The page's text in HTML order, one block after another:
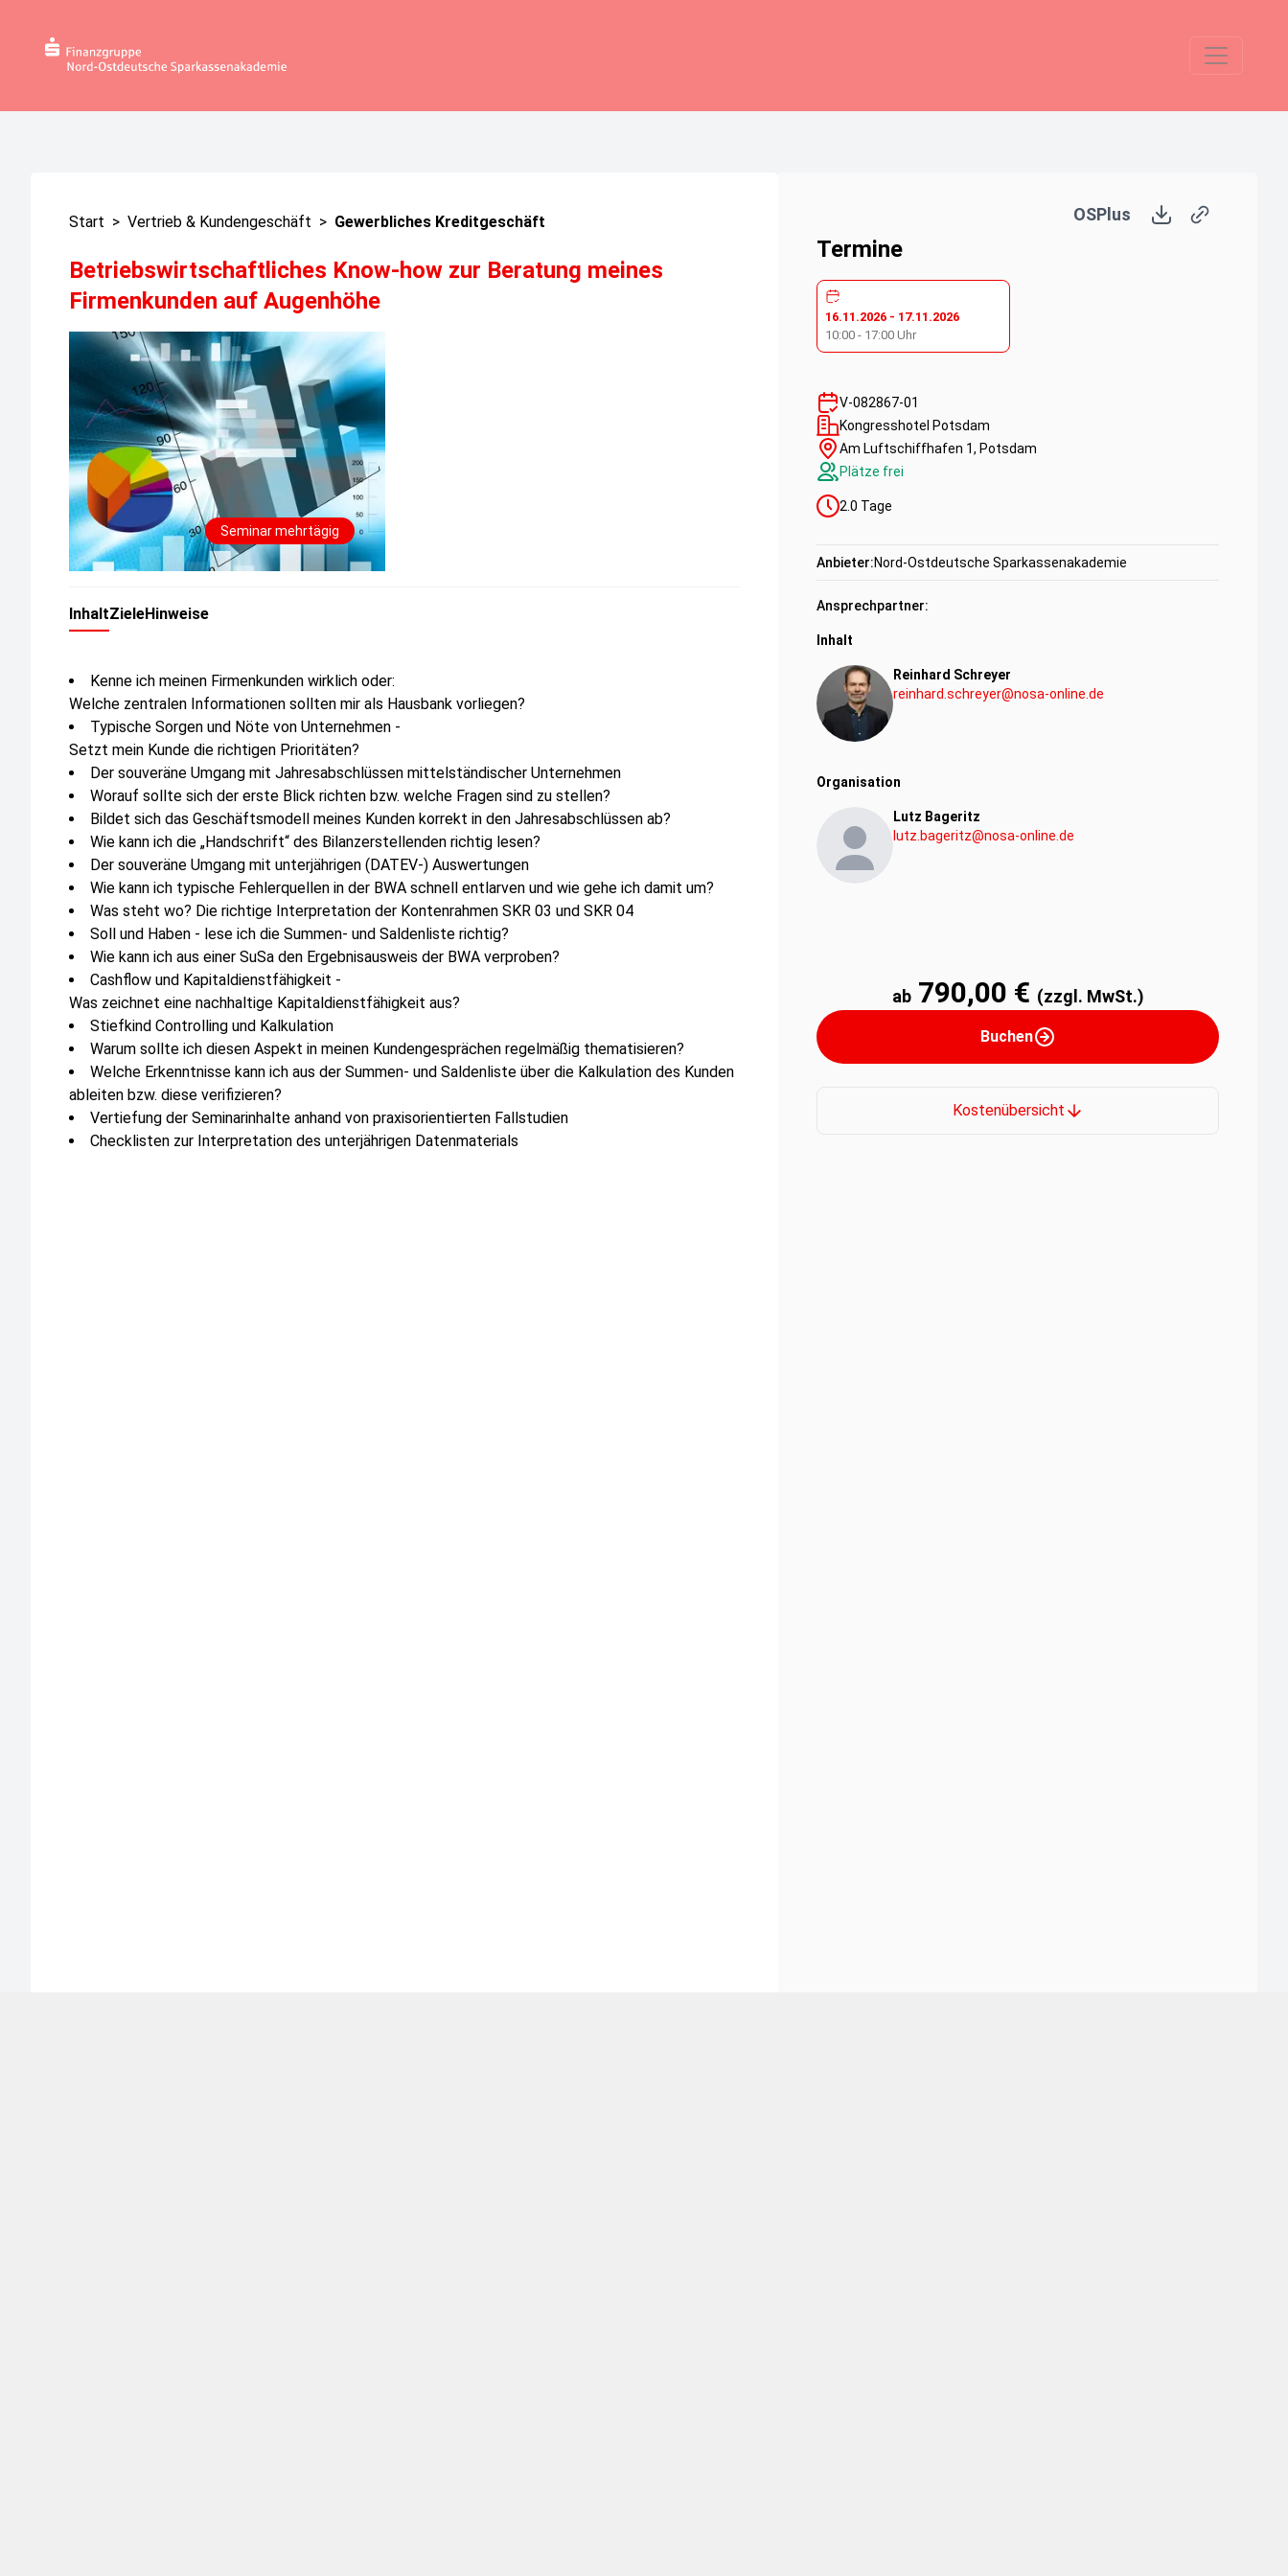
Start > Vertrieb & Kundengeschäft > Gewerbliches Kreditgeschäft
Betriebswirtschaftliches Know-how zur Beratung meines
Firmenkunden auf Augenhöhe
Seminar mehrtägig
InhaltZieleHinweise
Kenne ich meinen Firmenkunden wirklich oder:
Welche zentralen Informationen sollten mir als Hausbank vorliegen?
Typische Sorgen und Nöte von Unternehmen -
Setzt mein Kunde die richtigen Prioritäten?
Der souveräne Umgang mit Jahresabschlüssen mittelständischer Unternehmen
Worauf sollte sich der erste Blick richten bzw. welche Fragen sind zu stellen?
Bildet sich das Geschäftsmodell meines Kunden korrekt in den Jahresabschlüssen ab?
Wie kann ich die „Handschrift“ des Bilanzerstellenden richtig lesen?
Der souveräne Umgang mit unterjährigen (DATEV-) Auswertungen
Wie kann ich typische Fehlerquellen in der BWA schnell entlarven und wie gehe ich damit um?
Was steht wo? Die richtige Interpretation der Kontenrahmen SKR 03 und SKR 04
Soll und Haben - lese ich die Summen- und Saldenliste richtig?
Wie kann ich aus einer SuSa den Ergebnisausweis der BWA verproben?
Cashflow und Kapitaldienstfähigkeit -
Was zeichnet eine nachhaltige Kapitaldienstfähigkeit aus?
Stiefkind Controlling und Kalkulation
Warum sollte ich diesen Aspekt in meinen Kundengesprächen regelmäßig thematisieren?
Welche Erkenntnisse kann ich aus der Summen- und Saldenliste über die Kalkulation des Kunden
ableiten bzw. diese verifizieren?
Vertiefung der Seminarinhalte anhand von praxisorientierten Fallstudien
Checklisten zur Interpretation des unterjährigen Datenmaterials
OSPlus
Termine
16.11.2026 - 17.11.2026
10:00 - 17:00 Uhr
V-082867-01
Kongresshotel Potsdam
Am Luftschiffhafen 1, Potsdam
Plätze frei
2.0 Tage
Anbieter:Nord-Ostdeutsche Sparkassenakademie
Ansprechpartner:
Inhalt
Reinhard Schreyer
reinhard.schreyer@nosa-online.de
Organisation
Lutz Bageritz
lutz.bageritz@nosa-online.de
ab 790,00 € (zzgl. MwSt.)
Buchen
Kostenübersicht